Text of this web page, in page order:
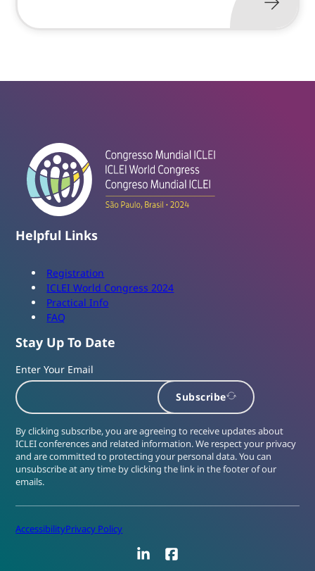
Helpful Links
Registration
ICLEI World Congress 2024
Practical Info
FAQ
Stay Up To Date
Enter Your Email
Subscribe
By clicking subscribe, you are agreeing to receive updates about
ICLEI conferences and related information. We respect your privacy
and are committed to protecting your personal data. You can
unsubscribe at any time by clicking the link in the footer of our
emails.
AccessibilityPrivacy Policy
LinkedInFacebook